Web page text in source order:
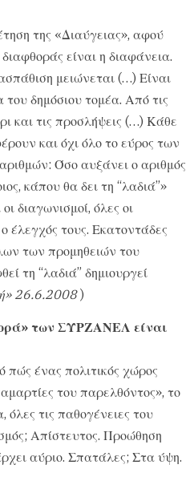
της «Διαύγειας», αφού
είναι η διαφάνεια.
μειώνεται (…) Είναι
δημόσιου τομέα. Από τις
και τις προσλήψεις (…) Κάθε
και όχι όλο το εύρος των
Όσο αυξάνει ο αριθμός
κάπου θα δει τη “λαδιά”»
διαγωνισμοί, όλες οι
έλεγχός τους. Εκατοντάδες
των προμηθειών του
τη “λαδιά” δημιουργεί
26.6.2008)
των ΣΥΡΖΑΝΕΛ είναι
πώς ένας πολιτικός χώρος
του παρελθόντος», το
τις παθογένειες του
Απίστευτος. Προώθηση
αύριο. Σπατάλες; Στα ύψη.